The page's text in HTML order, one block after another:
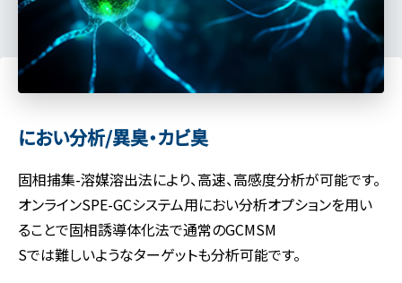
におい分析/異臭・カビ臭
固相捕集-溶媒溶出法により、高速、高感度分析が可能です。
オンラインSPE-GCシステム用におい分析オプションを用い
ることで固相誘導体化法で通常のGCMSM
Sでは難しいようなターゲットも分析可能です。